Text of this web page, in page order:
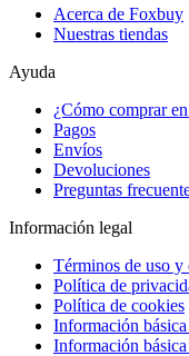
Acerca de Foxbuy
Nuestras tiendas
Ayuda
¿Cómo comprar
Pagos
Envíos
Devoluciones
Preguntas
Información legal
Términos de uso y
Política de
Política de cookies
Información
Información